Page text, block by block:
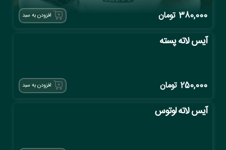
380,000 تومان افزودن به سبد
آیس لاته پسته
250,000 تومان افزودن به سبد
آیس لاته لوتوس